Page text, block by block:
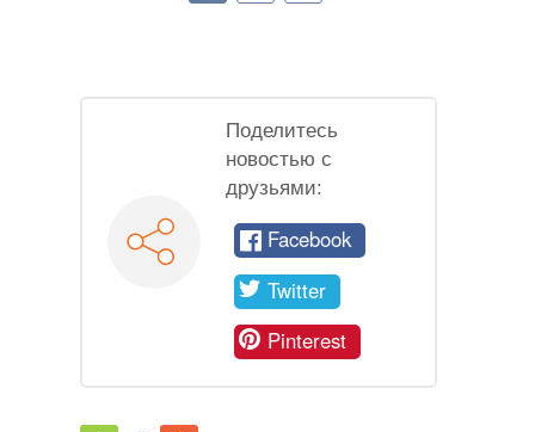
Поделитесь
новостью с
друзьями:
Facebook
Twitter
Pinterest